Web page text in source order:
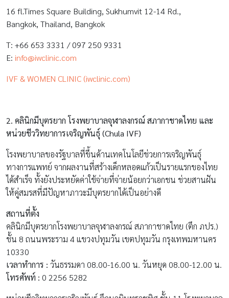
16 fl.Times Square Building, Sukhumvit 12-14 Rd.,
Bangkok, Thailand, Bangkok
T: +66 653 3331 / 097 250 9331
E: info@iwclinic.com
IVF & WOMEN CLINIC (iwclinic.com)
2. คลินิกมีบุตรยาก โรงพยาบาลจุฬาลงกรณ์ สภากาชาดไทย และ
หน่วยชีววิทยาการเจริญพันธุ์(Chula IVF)
โรงพยาบาลของรัฐบาลที่ขึ้นด้านเทคโนโลยีช่วยการเจริญพันธุ์
ทางการแพทย์ จากผลงานที่สร้างเด็กหลอดแก้วเป็นรายแรกของไทย
ได้สำเร็จ ทั้งยังประหยัดค่าใช้จ่ายที่จ่ายน้อยกว่าเอกชน ช่วยสานฝัน
ให้คู่สมรสที่มีปัญหาภาวะมีบุตรยากได้เป็นอย่างดี
สถานที่ตั้ง
คลินิกมีบุตรยากโรงพยาบาลจุฬาลงกรณ์ สภากาชาดไทย (ตึก ภปร.)
ชั้น 8 ถนนพระราม 4 แขวงปทุมวัน เขตปทุมวัน กรุงเทพมหานคร
10330
เวลาทำการ : วันธรรมดา 08.00-16.00 น. วันหยุด 08.00-12.00 น.
โทรศัพท์ : 0 2256 5282